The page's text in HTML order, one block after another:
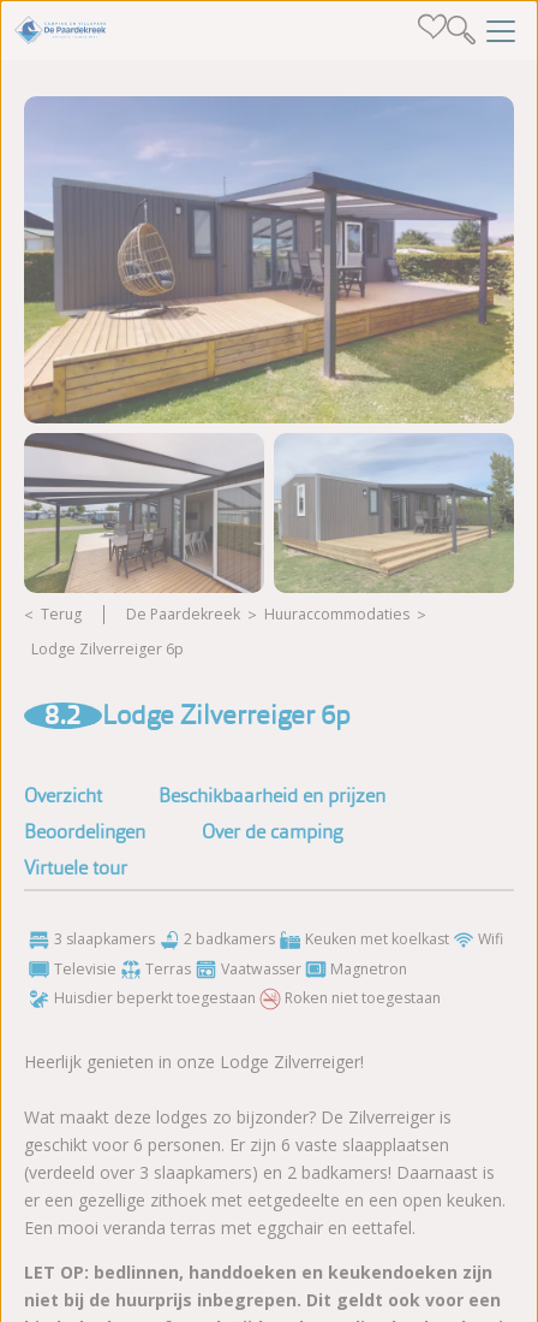
Terug De Paardekreek
huuraccommodaties
Lodge Zilverreiger 6p
8.2 Lodge Zilverreiger 6p
Overzicht
Beschikbaarheid en prijzen
Beoordelingen
Over de camping
Virtuele tour
3 slaapkamers 2 badkamers Keuken met koelkast
Wifi
Televisie
Terras Vaatwasser
Magnetron
Huisdier beperkt toegestaan
Roken niet toegestaan
Heerlijk genieten in onze Lodge Zilverreiger!
Wat maakt deze lodges zo bijzonder? De Zilverreiger is
geschikt voor 6 personen. Er zijn 6 vaste slaapplaatsen
(verdeeld over 3 slaapkamers) en 2 badkamers! Daarnaast is
er een gezellige zithoek met eetgedeelte en een open keuken.
Een mooi veranda terras met eggchair en eettafel.
LET OP: bedlinnen, handdoeken en keukendoeken zijn
niet bij de huurprijs inbegrepen. Dit geldt ook voor een